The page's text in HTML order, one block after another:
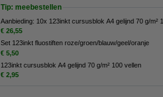
Tip: meebestellen
Aanbieding: 10x 123inkt cursusblok A4 gelijnd 70 g/m²
€ 26,55
Set 123inkt fluostiften roze/groen/blauw/geel/oranje
€ 5,50
123inkt cursusblok A4 gelijnd 70 g/m² 100 vellen
€ 2,95